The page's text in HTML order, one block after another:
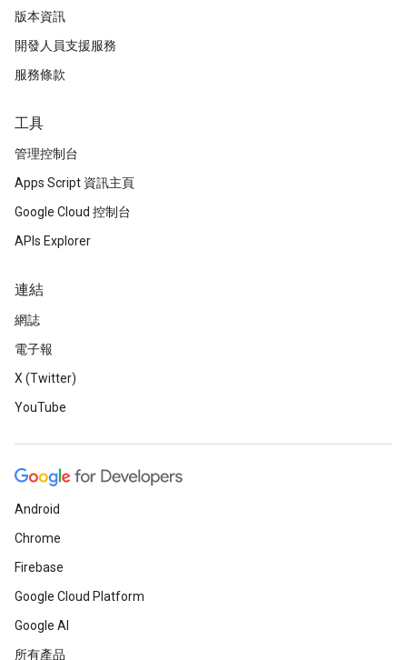
版本資訊
開發人員支援服務
服務條款
工具
管理控制台
Apps Script 資訊主頁
Google Cloud 控制台
APIs Explorer
連結
網誌
電子報
X (Twitter)
YouTube
Android
Chrome
Firebase
Google Cloud Platform
Google AI
所有產品